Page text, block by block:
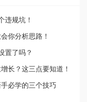
违规坑！
你分析思路！
置了吗？
长？这三点要知道！
必学的三个技巧